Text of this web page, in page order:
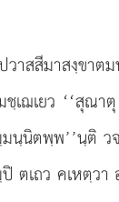
วาสสีมาสงฺขา
เยว ‘‘สุณา
มฺมนฺนิตพฺพ’’
ตเถว คเหตฺ